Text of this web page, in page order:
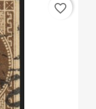
favorite_border